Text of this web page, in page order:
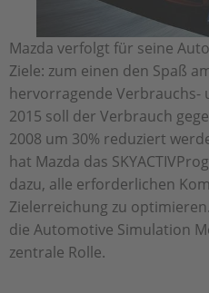
Mazda verfolgt für seine
Ziele: zum einen den Spaß
hervorragende Verbrauchs-
2015 soll der Verbrauch
2008 um 30% reduziert
hat Mazda das
dazu, alle erforderlichen
Zielerreichung zu
die Automotive Simulation
zentrale Rolle.